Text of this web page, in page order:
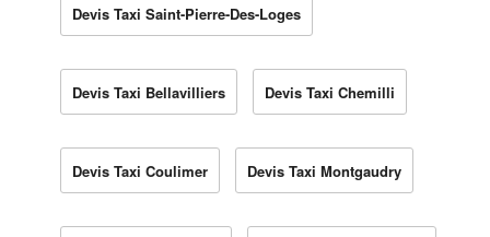
Devis Taxi Saint-Pierre-Des-Loges
Devis Taxi Bellavilliers Devis Taxi Chemilli
Devis Taxi Coulimer Devis Taxi Montgaudry